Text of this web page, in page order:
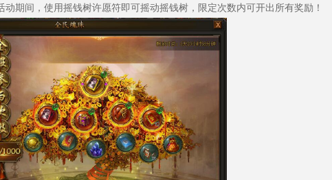
期间，使用摇钱树许愿符即可摇动摇钱树，限定次数内可开出所有奖励！